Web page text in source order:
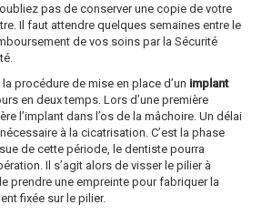
pas de conserver une copie de votre
Il faut attendre quelques semaines entre le
de vos soins par la Sécurité
procédure de mise en place d’un implant
en deux temps. Lors d’une première
l’implant dans l’os de la mâchoire. Un délai
à la cicatrisation. C’est la phase
de cette période, le dentiste pourra
Il s’agit alors de visser le pilier à
prendre une empreinte pour fabriquer la
fixée sur le pilier.